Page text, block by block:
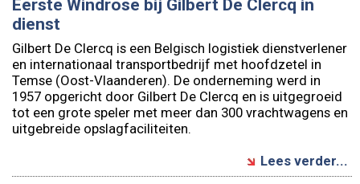
Eerste Windrose bij Gilbert De Clercq in
dienst
Gilbert De Clercq is een Belgisch logistiek dienstverlener
en internationaal transportbedrijf met hoofdzetel in
Temse (Oost-Vlaanderen). De onderneming werd in
1957 opgericht door Gilbert De Clercq en is uitgegroeid
tot een grote speler met meer dan 300 vrachtwagens en
uitgebreide opslagfaciliteiten.
Lees verder...